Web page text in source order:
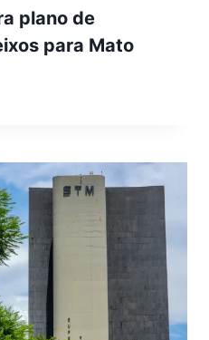
plano de
para Mato